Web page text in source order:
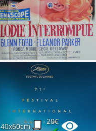
40x60cm
20€